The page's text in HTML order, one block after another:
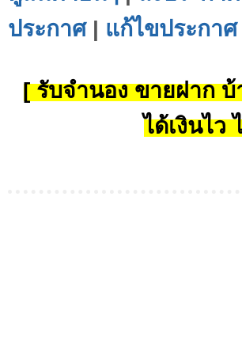
ประกาศ| แก้ไขประกาศ
[ รับจำนอง ขายฝาก
ได้เงินไว